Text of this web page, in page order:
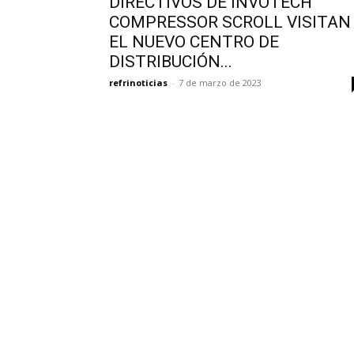
COMPRESSOR SCROLL VISITAN
EL NUEVO CENTRO DE
DISTRIBUCIÓN...
refrinoticias - 7 de marzo de 2023